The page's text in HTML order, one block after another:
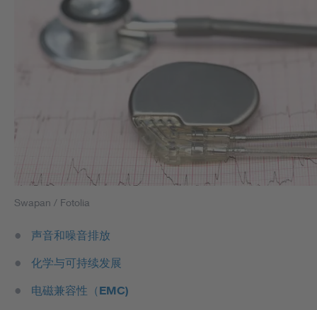
Swapan / Fotolia
声音和噪音排放
化学与可持续发展
电磁兼容性（EMC)